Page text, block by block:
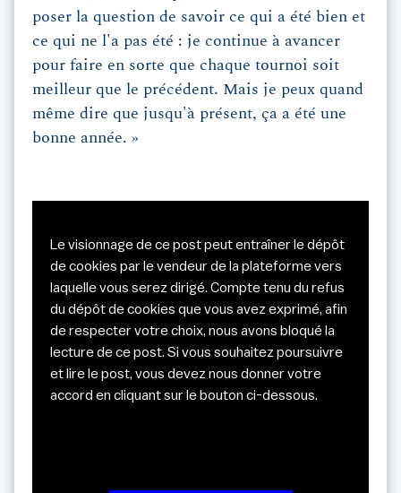
poser la question de savoir ce qui a été bien et
ce qui ne l'a pas été : je continue à avancer
pour faire en sorte que chaque tournoi soit
meilleur que le précédent. Mais je peux quand
même dire que jusqu'à présent, ça a été une
bonne année. »
Le visionnage de ce post peut entraîner le dépôt
de cookies par le vendeur de la plateforme vers
laquelle vous serez dirigé. Compte tenu du refus
du dépôt de cookies que vous avez exprimé, afin
de respecter votre choix, nous avons bloqué la
lecture de ce post. Si vous souhaitez poursuivre
et lire le post, vous devez nous donner votre
accord en cliquant sur le bouton ci-dessous.